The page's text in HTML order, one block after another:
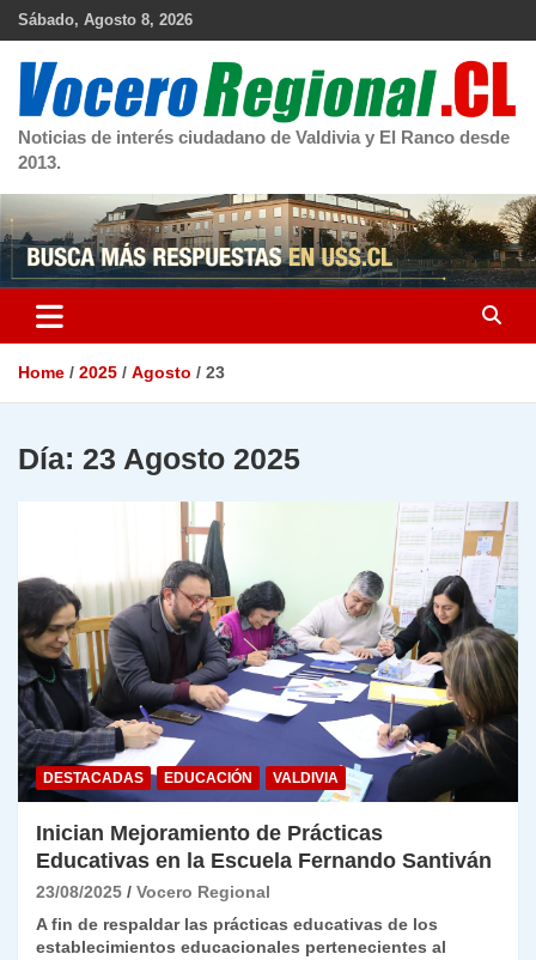
Skip
Sábado, Agosto 8, 2026
Noticias de interés ciudadano de Valdivia y El Ranco desde
2013.
Home 2025 Agosto 23
Día: 23 Agosto 2025
DESTACADAS EDUCACIÓN VALDIVIA
Inician Mejoramiento de Prácticas
Educativas en la Escuela Fernando Santiván
23/08/2025
Vocero Regional
A fin de respaldar las prácticas educativas de los
establecimientos educacionales pertenecientes al